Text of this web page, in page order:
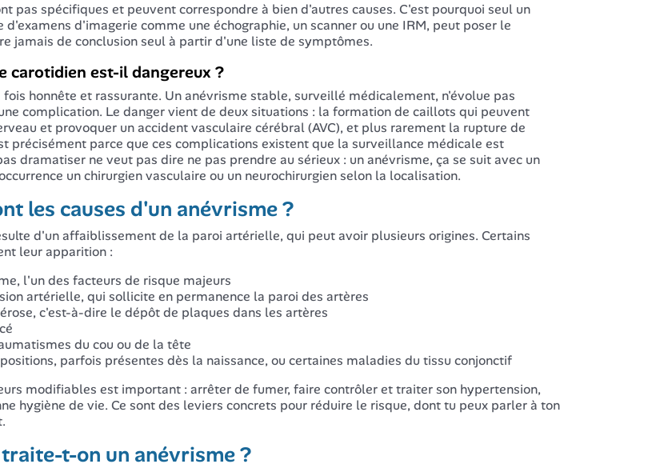
pas spécifiques et peuvent correspondre à bien d'autres causes. C'est pourquoi seul un
d'examens d'imagerie comme une échographie, un scanner ou une IRM, peut poser le
jamais de conclusion seul à partir d'une liste de symptômes.
carotidien est-il dangereux ?
fois honnête et rassurante. Un anévrisme stable, surveillé médicalement, n'évolue pas
complication. Le danger vient de deux situations : la formation de caillots qui peuvent
et provoquer un accident vasculaire cérébral (AVC), et plus rarement la rupture de
précisément parce que ces complications existent que la surveillance médicale est
dramatiser ne veut pas dire ne pas prendre au sérieux : un anévrisme, ça se suit avec un
un chirurgien vasculaire ou un neurochirurgien selon la localisation.
les causes d'un anévrisme ?
d'un affaiblissement de la paroi artérielle, qui peut avoir plusieurs origines. Certains
leur apparition :
l'un des facteurs de risque majeurs
artérielle, qui sollicite en permanence la paroi des artères
c'est-à-dire le dépôt de plaques dans les artères
du cou ou de la tête
parfois présentes dès la naissance, ou certaines maladies du tissu conjonctif
modifiables est important : arrêter de fumer, faire contrôler et traiter son hypertension,
hygiène de vie. Ce sont des leviers concrets pour réduire le risque, dont tu peux parler à ton
t-on un anévrisme ?